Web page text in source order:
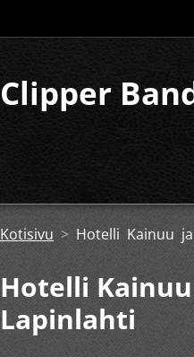
Clipper
Kotisivu > Hotelli Kainuu
Hotelli
Lapinlahti